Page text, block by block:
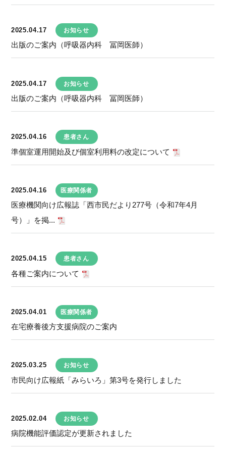
2025.04.17 お知らせ
出版のご案内（呼吸器内科 冨岡医師）
2025.04.17 お知らせ
出版のご案内（呼吸器内科 冨岡医師）
2025.04.16 患者さん
準個室運用開始及び個室利用料の改定について
2025.04.16 医療関係者
医療機関向け広報誌「西市民だより277号（令和7年4月
号）」を掲...
2025.04.15 患者さん
各種ご案内について
2025.04.01 医療関係者
在宅療養後方支援病院のご案内
2025.03.25 お知らせ
市民向け広報紙「みらいろ」第3号を発行しました
2025.02.04 お知らせ
病院機能評価認定が更新されました